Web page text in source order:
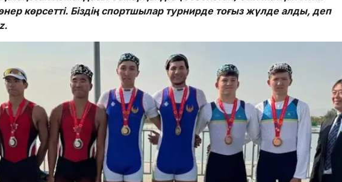
көрсетті. Біздің спортшылар турнирде тоғыз жүлде алды, деп